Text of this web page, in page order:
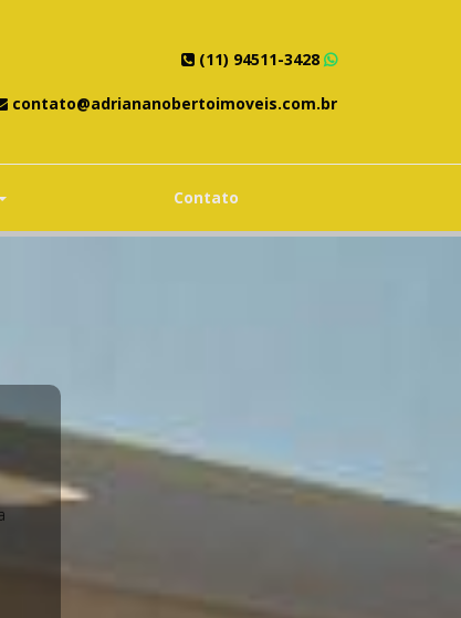
(11) 94511-3428
contato@adriananobertoimoveis.com.br
Contato